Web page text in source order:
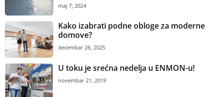
maj 7, 2024
Kako izabrati podne obloge za moderne
domove?
decembar 26, 2025
U toku je srećna nedelja u ENMON-u!
novembar 21, 2019